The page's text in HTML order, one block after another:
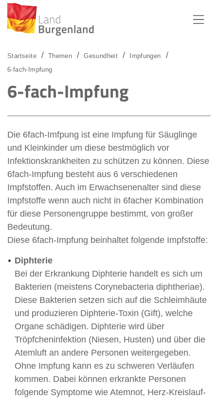
Startseite Themen Gesundheit
Impfungen
6-fach-Impfung
6-fach-Impfung
Die 6fach-Imfpung ist eine Impfung für Säuglinge
und Kleinkinder um diese bestmöglich vor
Infektionskrankheiten zu schützen zu können. Diese
6fach-Impfung besteht aus 6 verschiedenen
Impfstoffen. Auch im Erwachsenenalter sind diese
Impfstoffe wenn auch nicht in 6facher Kombination
für diese Personengruppe bestimmt, von großer
Bedeutung.
Diese 6fach-Impfung beinhaltet folgende Impfstoffe:
Diphterie
Bei der Erkrankung Diphterie handelt es sich um
Bakterien (meistens Corynebacteria diphtheriae).
Diese Bakterien setzen sich auf die Schleimhäute
und produzieren Diphterie-Toxin (Gift), welche
Organe schädigen. Diphterie wird über
Tröpfcheninfektion (Niesen, Husten) und über die
Atemluft an andere Personen weitergegeben.
Ohne Impfung kann es zu schweren Verläufen
kommen. Dabei können erkrankte Personen
folgende Symptome wie Atemnot, Herz-Kreislauf-